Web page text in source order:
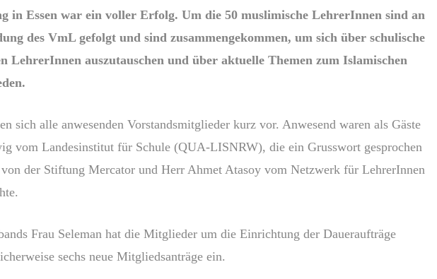
in Essen war ein voller Erfolg. Um die 50 muslimische LehrerInnen sind an
des VmL gefolgt und sind zusammengekommen, um sich über schulische
LehrerInnen auszutauschen und über aktuelle Themen zum Islamischen
sich alle anwesenden Vorstandsmitglieder kurz vor. Anwesend waren als Gäste
vom Landesinstitut für Schule (QUA-LISNRW), die ein Grusswort gesprochen
der Stiftung Mercator und Herr Ahmet Atasoy vom Netzwerk für LehrerInnen
Frau Seleman hat die Mitglieder um die Einrichtung der Daueraufträge
sechs neue Mitgliedsanträge ein.